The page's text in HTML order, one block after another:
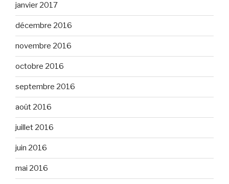
janvier 2017
décembre 2016
novembre 2016
octobre 2016
septembre 2016
août 2016
juillet 2016
juin 2016
mai 2016